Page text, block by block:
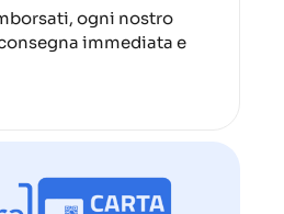
ogni nostro
immediata e